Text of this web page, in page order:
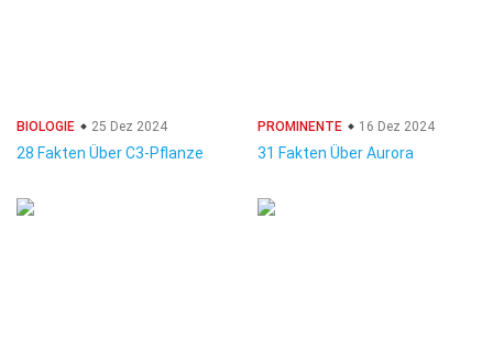
BIOLOGIE 25 Dez 2024
28 Fakten Über C3-Pflanze
PROMINENTE 16 Dez 2024
31 Fakten Über Aurora